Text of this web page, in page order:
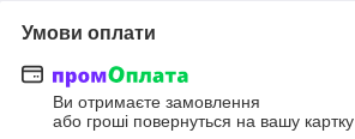
Умови оплати
Ви отримаєте замовлення
або гроші повернуться на вашу картку